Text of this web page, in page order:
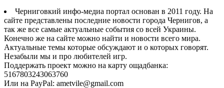
Черниговкий инфо-медиа портал основан в 2011 году. На
сайте представлены последние новости города Чернигов, а
так же все самые актуальные события со всей Украины.
Конечно же на сайте можно найти и новости всего мира.
Актуальные темы которые обсуждают и о которых говорят.
Незабыли мы и про любителей игр.
Поддержать проект можно на карту ощадбанка:
5167803243063760
Или на PayPal: ametvile@gmail.com